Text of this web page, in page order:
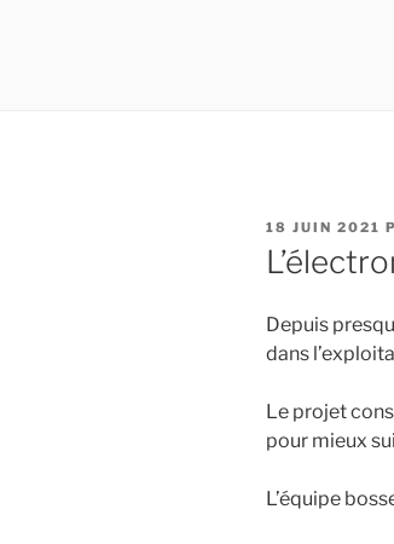
PUBLIÉ
LE
18 JUIN 2021
Depuis
dans
Le projet
pour mieux
L’équipe